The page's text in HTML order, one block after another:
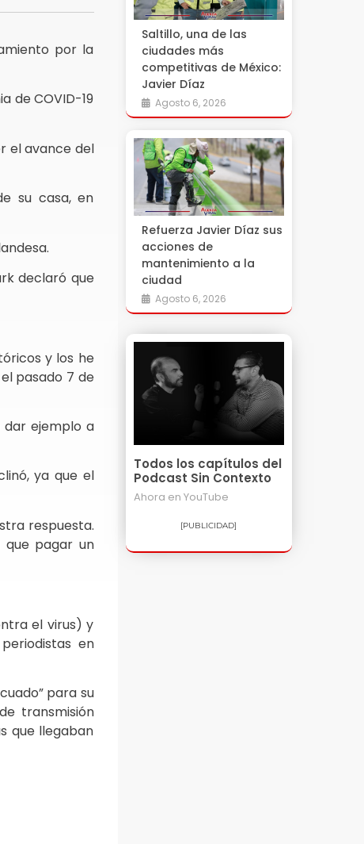
por la
de COVID-19
el avance del
su casa, en
declaró que
y los he
pasado 7 de
dar ejemplo a
ya que el
respuesta.
que pagar un
el virus) y
en
para su
transmisión
que llegaban
Saltillo, una de las
ciudades más
competitivas de México:
Javier Díaz
Agosto 6, 2026
Refuerza Javier Díaz sus
acciones de
mantenimiento a la
ciudad
Agosto 6, 2026
Todos los capítulos del
Podcast Sin Contexto
Ahora en YouTube
[PUBLICIDAD]